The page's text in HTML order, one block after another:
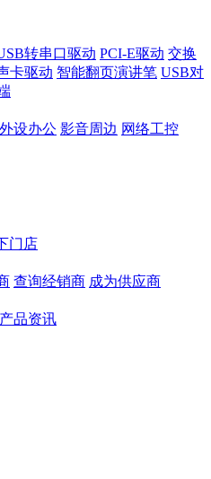
转串口驱动 PCI-E驱动 交换
卡驱动 智能翻页演讲笔 USB对
外设办公 影音周边 网络工控
门店
查询经销商 成为供应商
产品资讯